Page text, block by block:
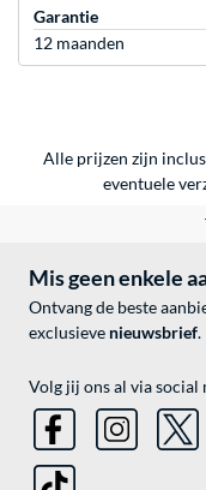
Garantie
12 maanden
Alle prijzen zijn
eventuele
Mis geen enkele
Ontvang de beste
exclusieve nieuwsbrief.
Volg jij ons al via social